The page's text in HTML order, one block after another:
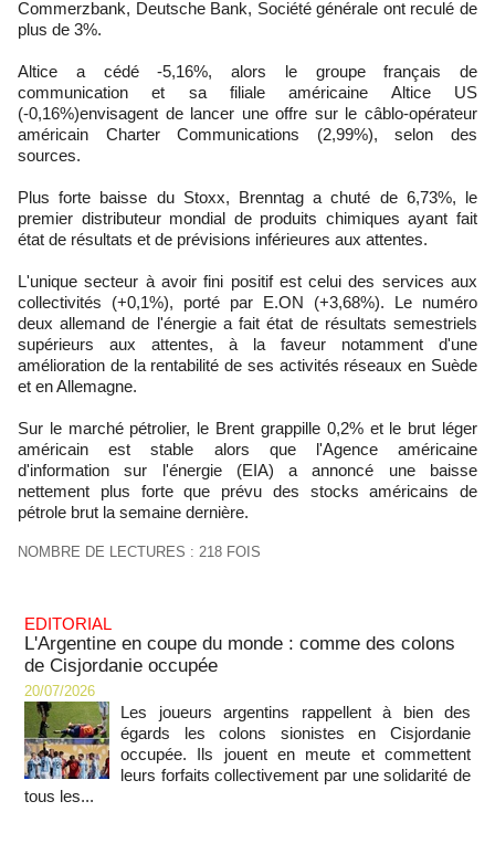
Commerzbank, Deutsche Bank, Société générale ont reculé de
plus de 3%.
Altice a cédé -5,16%, alors le groupe français de
communication et sa filiale américaine Altice US
(-0,16%)envisagent de lancer une offre sur le câblo-opérateur
américain Charter Communications (2,99%), selon des
sources.
Plus forte baisse du Stoxx, Brenntag a chuté de 6,73%, le
premier distributeur mondial de produits chimiques ayant fait
état de résultats et de prévisions inférieures aux attentes.
L'unique secteur à avoir fini positif est celui des services aux
collectivités (+0,1%), porté par E.ON (+3,68%). Le numéro
deux allemand de l'énergie a fait état de résultats semestriels
supérieurs aux attentes, à la faveur notamment d'une
amélioration de la rentabilité de ses activités réseaux en Suède
et en Allemagne.
Sur le marché pétrolier, le Brent grappille 0,2% et le brut léger
américain est stable alors que l'Agence américaine
d'information sur l'énergie (EIA) a annoncé une baisse
nettement plus forte que prévu des stocks américains de
pétrole brut la semaine dernière.
NOMBRE DE LECTURES : 218 FOIS
EDITORIAL
L'Argentine en coupe du monde : comme des colons
de Cisjordanie occupée
20/07/2026
Les joueurs argentins rappellent à bien des
égards les colons sionistes en Cisjordanie
occupée. Ils jouent en meute et commettent
leurs forfaits collectivement par une solidarité de
tous les...